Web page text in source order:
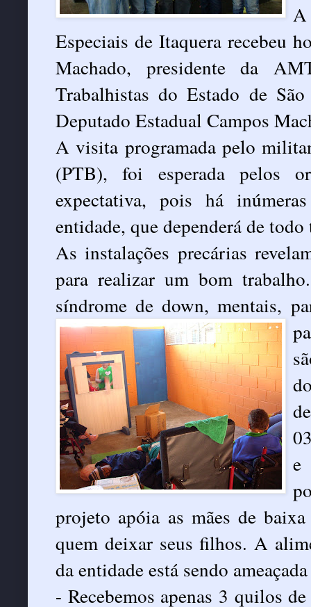
Especiais de Itaquera recebeu
Machado, presidente da
Trabalhistas do Estado de
Deputado Estadual Campos
A visita programada pelo
(PTB), foi esperada pelos
expectativa, pois há
entidade, que dependerá de
As instalações precárias
para realizar um bom
síndrome de down, mentais,
e
projeto apóia as mães de
quem deixar seus filhos. A
da entidade está sendo
- Recebemos apenas 3 quilos